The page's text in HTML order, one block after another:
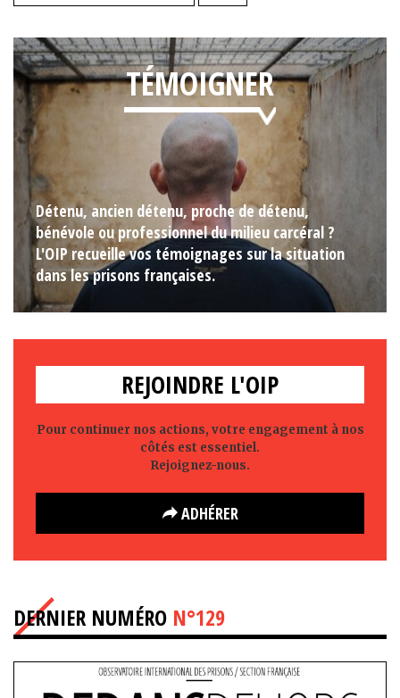
TÉMOIGNER
Détenu, ancien détenu, proche de détenu,
bénévole ou professionnel du milieu carcéral ?
L'OIP recueille vos témoignages sur la situation
dans les prisons françaises.
REJOINDRE L'OIP
Pour continuer nos actions, votre engagement à nos
côtés est essentiel.
Rejoignez-nous.
ADHÉRER
DERNIER NUMÉRO N°129